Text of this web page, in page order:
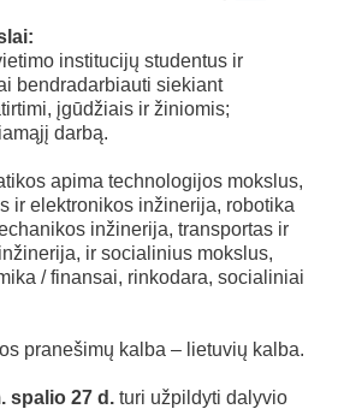
institucijų studentus ir
bendradarbiauti siekiant
įgūdžiais ir žiniomis;
darbą.
apima technologijos mokslus,
ir elektronikos inžinerija, robotika
inžinerija, transportas ir
ir socialinius mokslus,
/ finansai, rinkodara, socialiniai
pranešimų kalba – lietuvių kalba.
spalio 27 d. turi užpildyti dalyvio